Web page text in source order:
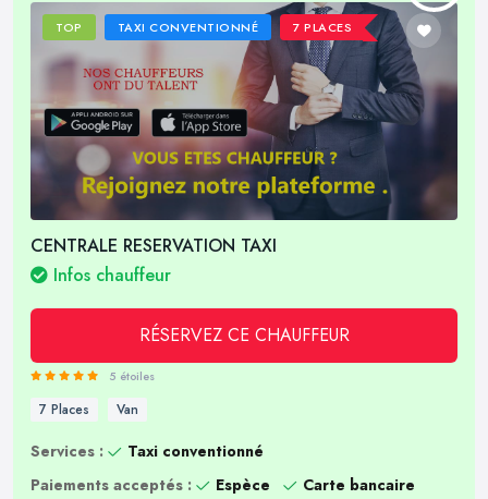
TOP TAXI CONVENTIONNÉ 7 PLACES
CENTRALE RESERVATION TAXI
Infos chauffeur
RÉSERVEZ CE CHAUFFEUR
5 étoiles
7 Places Van
Services :
Taxi conventionné
Paiements acceptés :
Espèce
Carte bancaire